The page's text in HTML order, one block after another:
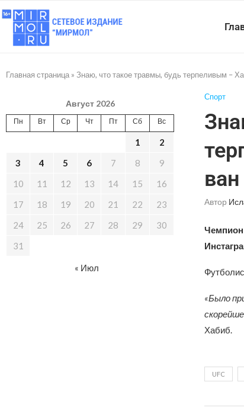
Главная страница » Знаю, что такое травмы, будь терпеливым –
Спорт
Автор
Чемпион
«Было
Хабиб.
UFC
Август 2026
Пн Вт Ср Чт Пт Сб Вс
1
2
3
4 5 6 7 8
9
10
11 12 13 14 15
16
17
18 19 20 21 22
23
24
25 26 27 28 29
30
31
« Июл